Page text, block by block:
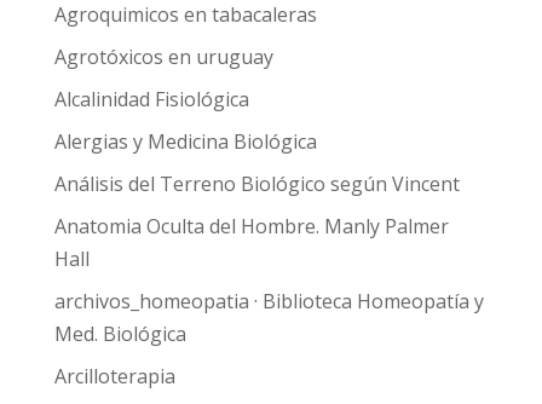
Agroquimicos en tabacaleras
Agrotóxicos en uruguay
Alcalinidad Fisiológica
Alergias y Medicina Biológica
Análisis del Terreno Biológico según Vincent
Anatomia Oculta del Hombre. Manly Palmer
Hall
archivos_homeopatia · Biblioteca Homeopatía y
Med. Biológica
Arcilloterapia